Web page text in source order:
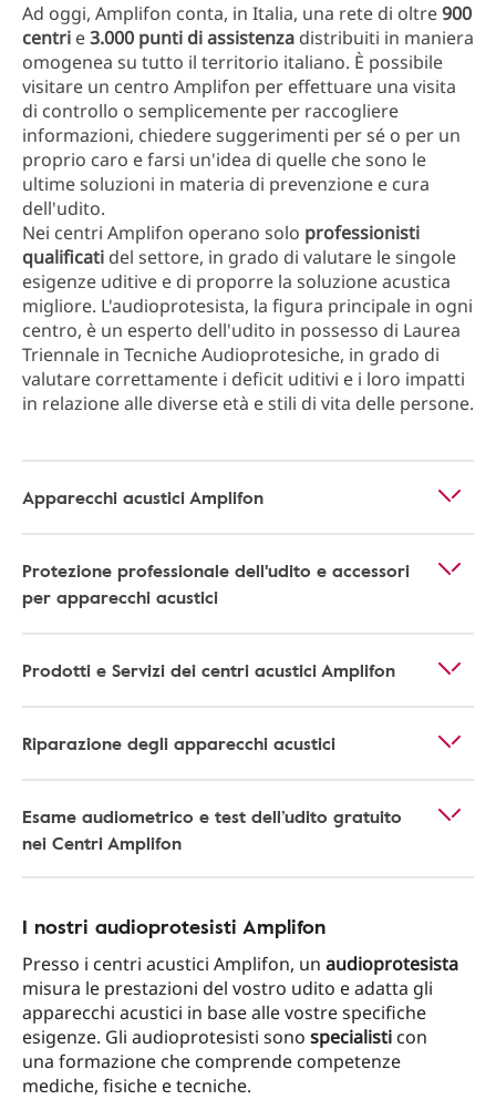
Ad oggi, Amplifon conta, in Italia, una rete di oltre900
centri e3.000 punti di assistenza distribuiti in maniera
omogenea su tutto il territorio italiano. È possibile
visitare un centro Amplifon per effettuare una visita
di controllo o semplicemente per raccogliere
informazioni, chiedere suggerimenti per sé o per un
proprio caro e farsi un'idea di quelle che sono le
ultime soluzioni in materia di prevenzione e cura
dell'udito.
Nei centri Amplifon operano solo professionisti
qualificati del settore, in grado di valutare le singole
esigenze uditive e di proporre la soluzione acustica
migliore. L'audioprotesista, la figura principale in ogni
centro, è un esperto dell'udito in possesso di Laurea
Triennale in Tecniche Audioprotesiche, in grado di
valutare correttamente i deficit uditivi e i loro impatti
in relazione alle diverse età e stili di vita delle persone.
Apparecchi acustici Amplifon
Protezione professionale dell'udito e accessori
per apparecchi acustici
Prodotti e Servizi dei centri acustici Amplifon
Riparazione degli apparecchi acustici
Esame audiometrico e test dell’udito gratuito
nei Centri Amplifon
I nostri audioprotesisti Amplifon
Presso i centri acustici Amplifon, un audioprotesista
misura le prestazioni del vostro udito e adatta gli
apparecchi acustici in base alle vostre specifiche
esigenze. Gli audioprotesisti sono specialisti con
una formazione che comprende competenze
mediche, fisiche e tecniche.